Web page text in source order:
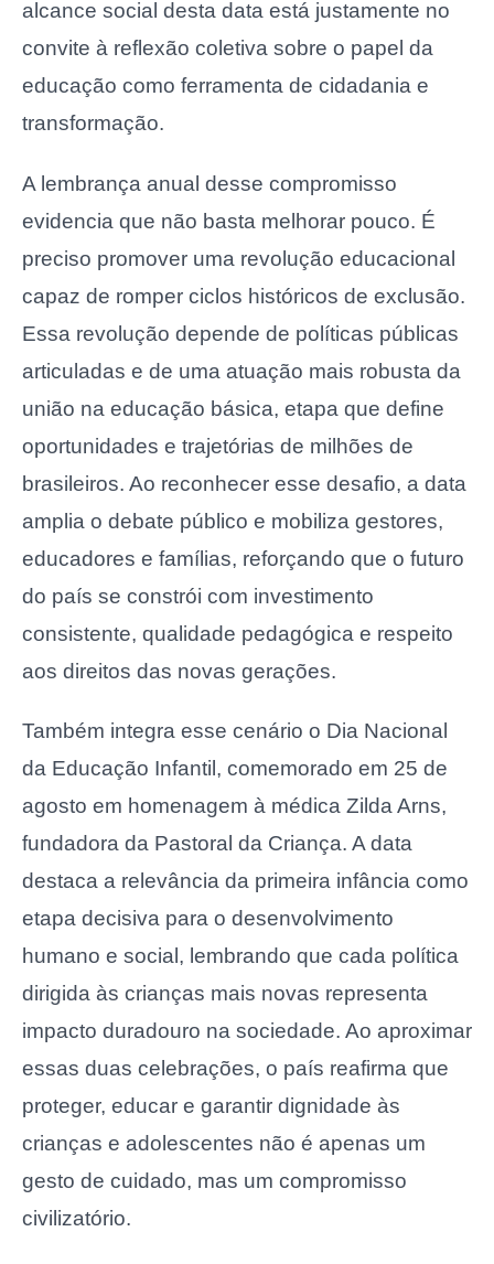
alcance social desta data está justamente no
convite à reflexão coletiva sobre o papel da
educação como ferramenta de cidadania e
transformação.
A lembrança anual desse compromisso
evidencia que não basta melhorar pouco. É
preciso promover uma revolução educacional
capaz de romper ciclos históricos de exclusão.
Essa revolução depende de políticas públicas
articuladas e de uma atuação mais robusta da
união na educação básica, etapa que define
oportunidades e trajetórias de milhões de
brasileiros. Ao reconhecer esse desafio, a data
amplia o debate público e mobiliza gestores,
educadores e famílias, reforçando que o futuro
do país se constrói com investimento
consistente, qualidade pedagógica e respeito
aos direitos das novas gerações.
Também integra esse cenário o Dia Nacional
da Educação Infantil, comemorado em 25 de
agosto em homenagem à médica Zilda Arns,
fundadora da Pastoral da Criança. A data
destaca a relevância da primeira infância como
etapa decisiva para o desenvolvimento
humano e social, lembrando que cada política
dirigida às crianças mais novas representa
impacto duradouro na sociedade. Ao aproximar
essas duas celebrações, o país reafirma que
proteger, educar e garantir dignidade às
crianças e adolescentes não é apenas um
gesto de cuidado, mas um compromisso
civilizatório.